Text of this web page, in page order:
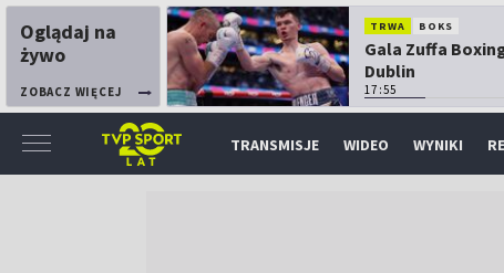
Oglądaj na
żywo
ZOBACZ WIĘCEJ
TRWA BOKS
Gala Zuffa
Dublin
17:55
TRANSMISJE WIDEO WYNIKI